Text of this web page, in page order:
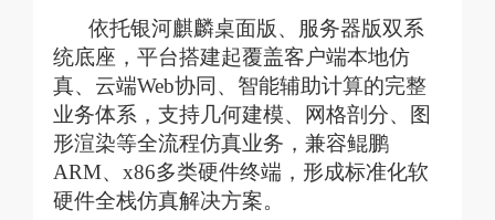
依托银河麒麟桌面版、服务器版双系
统底座，平台搭建起覆盖客户端本地仿
真、云端Web协同、智能辅助计算的完整
业务体系，支持几何建模、网格剖分、图
形渲染等全流程仿真业务，兼容鲲鹏
ARM、x86多类硬件终端，形成标准化软
硬件全栈仿真解决方案。